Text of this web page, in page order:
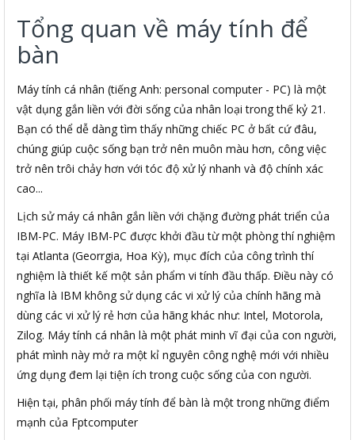
Tổng quan về máy tính để
bàn
Máy tính cá nhân (tiếng Anh: personal computer - PC) là một
vật dụng gắn liền với đời sống của nhân loại trong thế kỷ 21.
Bạn có thể dễ dàng tìm thấy những chiếc PC ở bất cứ đâu,
chúng giúp cuộc sống bạn trở nên muôn màu hơn, công việc
trở nên trôi chảy hơn với tóc độ xử lý nhanh và độ chính xác
cao...
Lịch sử máy cá nhân gắn liền với chặng đường phát triển của
IBM-PC. Máy IBM-PC được khởi đầu từ một phòng thí nghiệm
tại Atlanta (Georrgia, Hoa Kỳ), mục đích của công trình thí
nghiệm là thiết kế một sản phẩm vi tính đầu thấp. Điều này có
nghĩa là IBM không sử dụng các vi xử lý của chính hãng mà
dùng các vi xử lý rẻ hơn của hãng khác như: Intel, Motorola,
Zilog. Máy tính cá nhân là một phát minh vĩ đại của con người,
phát mình này mở ra một kỉ nguyên công nghệ mới với nhiều
ứng dụng đem lại tiện ích trong cuộc sống của con người.
Hiện tại, phân phối máy tính để bàn là một trong những điểm
mạnh của Fptcomputer